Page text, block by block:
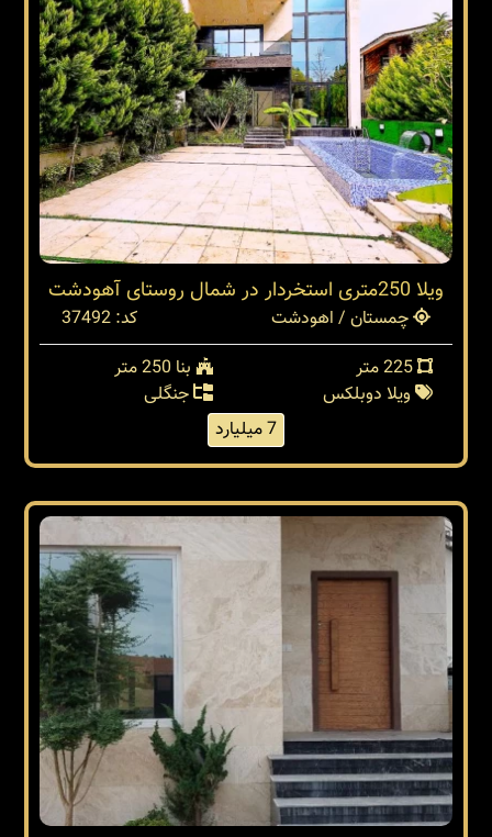
ویلا 250متری استخردار در شمال روستای آهودشت
چمستان / اهودشت
کد: 37492
بنا 250 متر
ویلا دوبلکس
جنگلی
7 میلیارد